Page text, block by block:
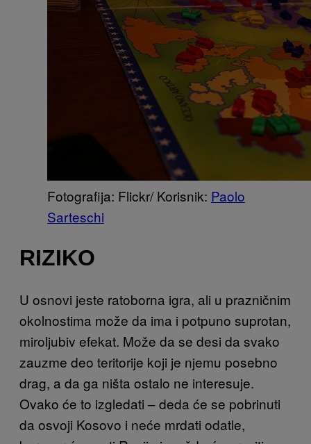
Fotografija: Flickr/ Korisnik: Paolo
Sarteschi
RIZIKO
U osnovi jeste ratoborna igra, ali u prazničnim
okolnostima može da ima i potpuno suprotan,
miroljubiv efekat. Može da se desi da svako
zauzme deo teritorije koji je njemu posebno
drag, a da ga ništa ostalo ne interesuje.
Ovako će to izgledati – deda će se pobrinuti
da osvoji Kosovo i neće mrdati odatle,